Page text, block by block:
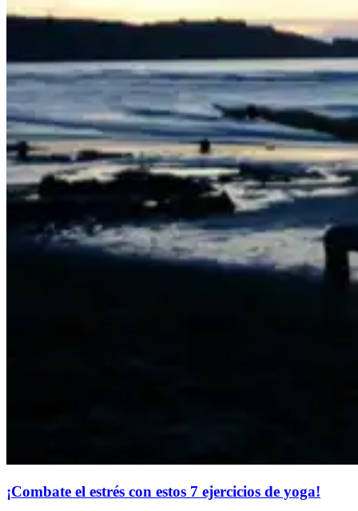
​¡Combate el estrés con estos 7 ejercicios de yoga!